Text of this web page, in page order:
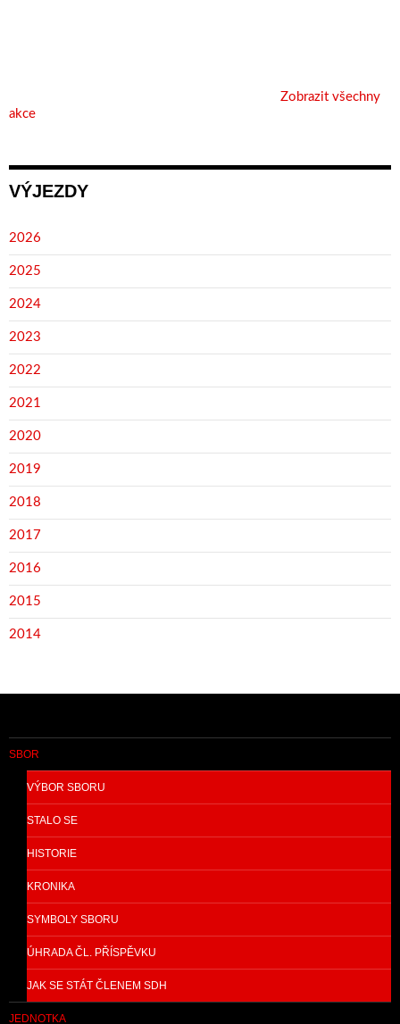
Zobrazit všechny
akce
VÝJEZDY
2026
2025
2024
2023
2022
2021
2020
2019
2018
2017
2016
2015
2014
SBOR
VÝBOR SBORU
STALO SE
HISTORIE
KRONIKA
SYMBOLY SBORU
ÚHRADA ČL. PŘÍSPĚVKU
JAK SE STÁT ČLENEM SDH
JEDNOTKA